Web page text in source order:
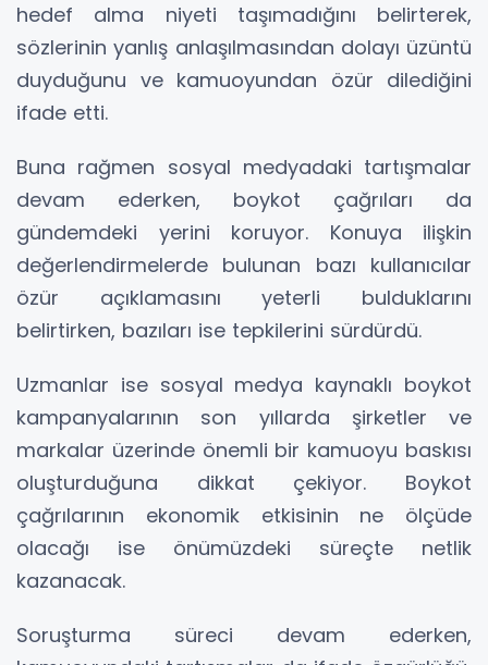
hedef alma niyeti taşımadığını belirterek,
sözlerinin yanlış anlaşılmasından dolayı üzüntü
duyduğunu ve kamuoyundan özür dilediğini
ifade etti.
Buna rağmen sosyal medyadaki tartışmalar
devam ederken, boykot çağrıları da
gündemdeki yerini koruyor. Konuya ilişkin
değerlendirmelerde bulunan bazı kullanıcılar
özür açıklamasını yeterli bulduklarını
belirtirken, bazıları ise tepkilerini sürdürdü.
Uzmanlar ise sosyal medya kaynaklı boykot
kampanyalarının son yıllarda şirketler ve
markalar üzerinde önemli bir kamuoyu baskısı
oluşturduğuna dikkat çekiyor. Boykot
çağrılarının ekonomik etkisinin ne ölçüde
olacağı ise önümüzdeki süreçte netlik
kazanacak.
Soruşturma süreci devam ederken,